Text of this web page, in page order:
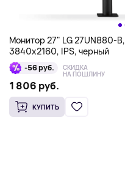
Монитор 27" LG 27UN880-B,
3840x2160, IPS, черный
-56 руб. СКИДКА
НА ПОШЛИНУ
1 806 руб.
КУПИТЬ